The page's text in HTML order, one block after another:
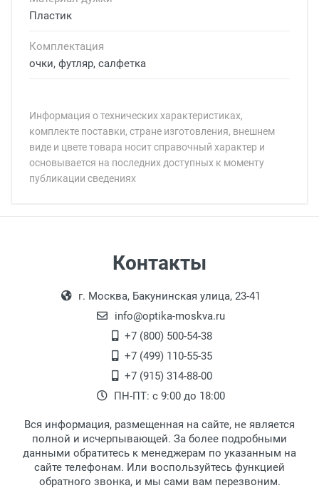
Пластик
Комплектация
очки, футляр, салфетка
Информация о технических характеристиках,
комплекте поставки, стране изготовления, внешнем
виде и цвете товара носит справочный характер и
основывается на последних доступных к моменту
публикации сведениях
Материал дужки:
Материал линзы:
Ширина линзы:
Общая ширина:
Степень защиты:
Комплектация:
Самовывоз.
Оплата товара производится
наличными непосредственно на пункте
выдачи товара.
Перечисление средств на расчетный счет.
18:00, по субботам с 11:00 до 15:00, в
офисе по адресу: г. Москва,
Переведеновский переулок 17, корпус 1,
второй этаж, тел. +7 (499) 110-55-35.
После того, как заказ поступает в пункт
выдачи, наш менеджер связывается с
клиентом и оповещает о поступлении
Для получения товара при себе
обязательно иметь паспорт.
Заказ необходимо забрать в течение 3
рабочих дней с момента поступления на
Контакты
г. Москва, Бакунинская улица, 23-41
info@optika-moskva.ru
+7 (800) 500-54-38
+7 (499) 110-55-35
+7 (915) 314-88-00
ПН-ПТ: с 9:00 до 18:00
Вся информация, размещенная на сайте, не является
полной и исчерпывающей. За более подробными
данными обратитесь к менеджерам по указанным на
сайте телефонам. Или воспользуйтесь функцией
обратного звонка, и мы сами вам перезвоним.